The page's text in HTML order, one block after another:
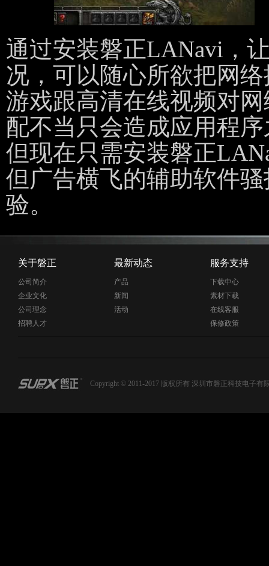
通过安装磐正LANavi，
况，可以随心所欲把网
游戏跟高清在线视频对
配不当只会造成应用程
但现在只需安装磐正
但广告横飞的辅助软件
验。
关于磐正
公司简介
企业文化
公司理念
招聘人才
最新动态
产品
新闻
活动
服务支持
下载中心
素材下载
在线客服
保修政策
Copyright © 2011-2017 版权所有 深圳市磐正科技电子有